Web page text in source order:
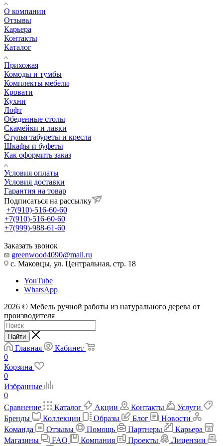
О компании
Отзывы
Карьера
Контакты
Каталог
Прихожая
Комоды и тумбы
Комплекты мебели
Кровати
Кухни
Лофт
Обеденные столы
Скамейки и лавки
Стулья табуреты и кресла
Шкафы и буфеты
Как оформить заказ
Условия оплаты
Условия доставки
Гарантия на товар
Подписаться на рассылку
+7(910)-516-60-60
+7(910)-516-60-60
+7(999)-988-61-60
Заказать звонок
greenwood4090@mail.ru
с. Маковцы, ул. Центральная, стр. 18
YouTube
WhatsApp
2026 © Мебель ручной работы из натурального дерева от
производителя
Найти
Главная
Кабинет
0
Корзина
0
Избранные
0
Сравнение
Каталог Акции Контакты
Услуги
Бренды
Коллекции Образы Блог
Новости
Команда
Отзывы Помощь Партнеры
Карьера
Магазины
FAQ Компания Проекты Лицензии